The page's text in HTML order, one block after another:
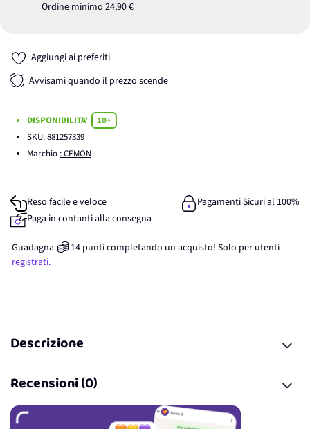
Ordine minimo 24,90 €
Aggiungi ai preferiti
Avvisami quando il prezzo scende
DISPONIBILITA'
10+
SKU:881257339
Marchio : CEMON
Reso facile e veloce
Pagamenti Sicuri al 100%
Paga in contanti alla consegna
Guadagna 14 punticompletando un acquisto! Solo per utenti
registrati.
Descrizione
Recensioni (0)